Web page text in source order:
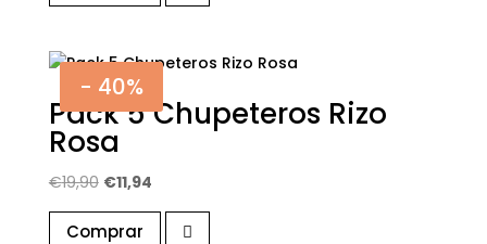
era:
es:
- 40%
Pack 5 Chupeteros Rizo
Rosa
€19,90 El
precio
original
€11,94El
precio
actual
Comprar